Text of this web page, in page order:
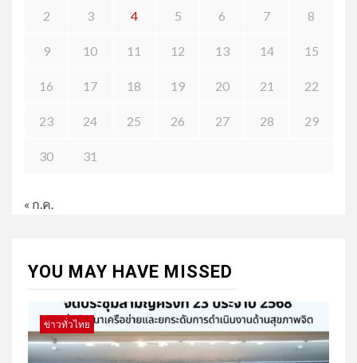
2 3 4 5 6 7 8
9 10 11 12 13 14 15
16 17 18 19 20 21 22
23 24 25 26 27 28 29
30 31
« ก.ค.
YOU MAY HAVE MISSED
ข่าวทั่วไทย